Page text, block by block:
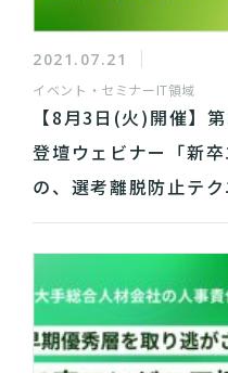
2021.07.21
イベント・セミナーIT領域
【8月3日(火)開催】
登壇ウェビナー「新
の、選考離脱防止テク